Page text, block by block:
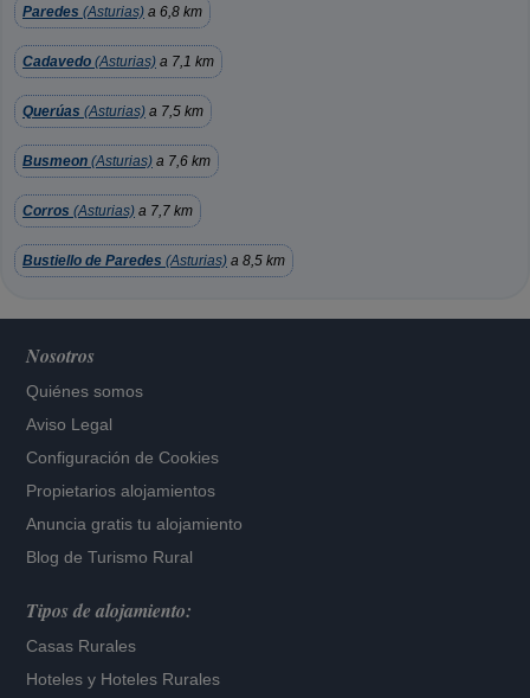
Paredes (Asturias) a 6,8 km
Cadavedo (Asturias) a 7,1 km
Querúas (Asturias) a 7,5 km
Busmeon (Asturias) a 7,6 km
Corros (Asturias) a 7,7 km
Bustiello de Paredes (Asturias) a 8,5 km
Nosotros
Quiénes somos
Aviso Legal
Configuración de Cookies
Propietarios alojamientos
Anuncia gratis tu alojamiento
Blog de Turismo Rural
Tipos de alojamiento:
Casas Rurales
Hoteles y Hoteles Rurales